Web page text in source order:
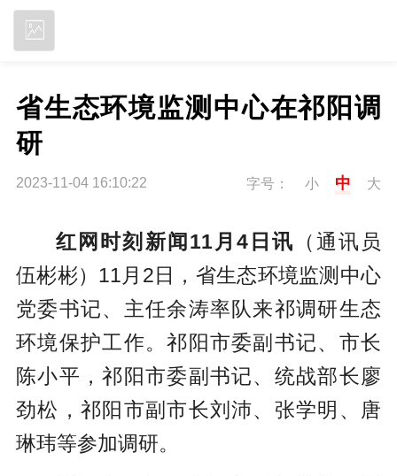
省生态环境监测中心在祁阳调
研
2023-11-04 16:10:22 字号： 小 中 大
红网时刻新闻11月4日讯 （通讯员
伍彬彬）11月2日，省生态环境监测中心
党委书记、主任余涛率队来祁调研生态
环境保护工作。祁阳市委副书记、市长
陈小平，祁阳市委副书记、统战部长廖
劲松，祁阳市副市长刘沛、张学明、唐
琳玮等参加调研。